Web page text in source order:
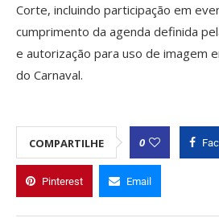
Corte, incluindo participação em
cumprimento da agenda definida
e autorização para uso de imagem
do Carnaval.
COMPARTILHE 0
Pinterest Email